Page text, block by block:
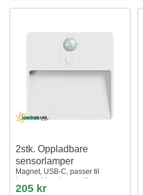
2stk. Oppladbare
sensorlamper
Magnet, USB-C, passer til
trapper, klesskap, nattlys mm.
205 kr